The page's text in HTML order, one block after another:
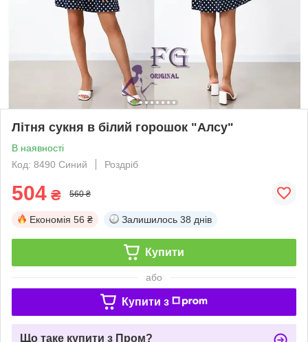
Літня сукня в білий горошок "Алсу"
В наявності
Код: 8490 Синий
Роздріб
504 ₴ 560 ₴
Економія 56 ₴ Залишилось 38 днів
Купити
або
Купити з
Що таке купити з Пром?